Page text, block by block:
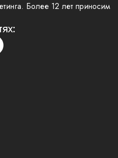
Более 12 лет приносим